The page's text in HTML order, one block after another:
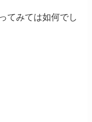
てみては如何でし